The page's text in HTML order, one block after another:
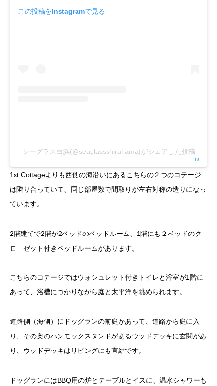
この投稿をInstagramで見る
シーグラス白浜(@seaglassshirahama)がシェアした投稿
1st Cottageよりも西側の海沿いにあるこちらの２つのコテージ
は隣り合っていて、同じ部屋数で間取りが左右対称の造りになっ
ています。
2階建てで2階が2ベッドのベッドルーム、1階にも２ベッドのク
ロ―ゼット付きベッドルームがあります。
こちらのコテージではウォシュレット付きトイレと浴室が1階に
あって、浴槽につかりながら庭と太平洋を眺められます。
道路側（海側）にドッグランの前庭があって、道路から庭に入
り、その奥のハンモックスタンドがあるウッドデッキに玄関があ
り、ウッドデッキはリビングにも直結です。
ドッグランにはBBQ用の炉とテーブルとイスに、温水シャワーも